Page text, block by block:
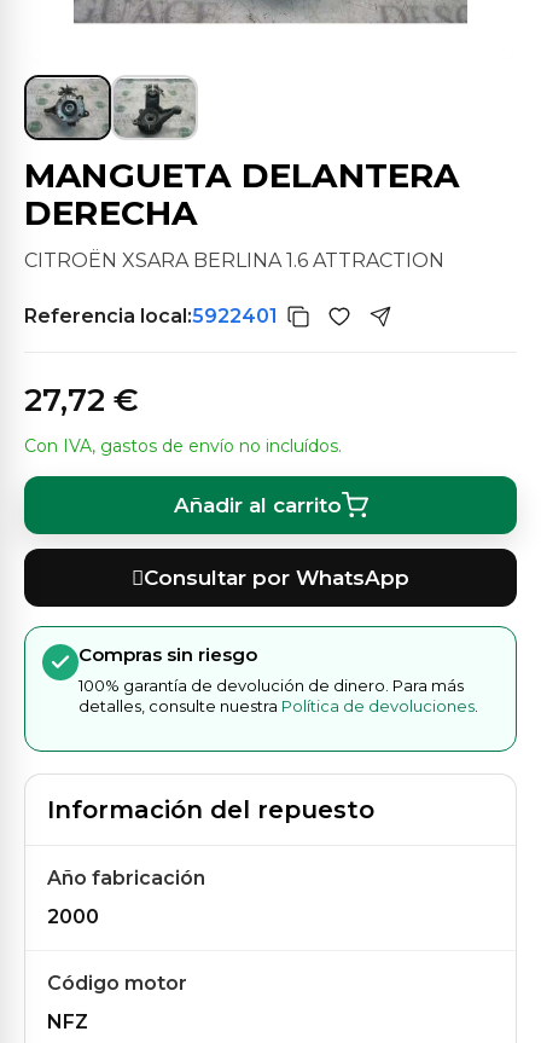
MANGUETA DELANTERA
DERECHA
CITROËN XSARA BERLINA 1.6 ATTRACTION
Referencia local:5922401
27,72 €
Con IVA, gastos de envío no incluídos.
Añadir al carrito
Consultar por WhatsApp
Compras sin riesgo
100% garantía de devolución de dinero. Para más
detalles, consulte nuestra Política de devoluciones
Información del repuesto
Año fabricación
2000
Código motor
NFZ